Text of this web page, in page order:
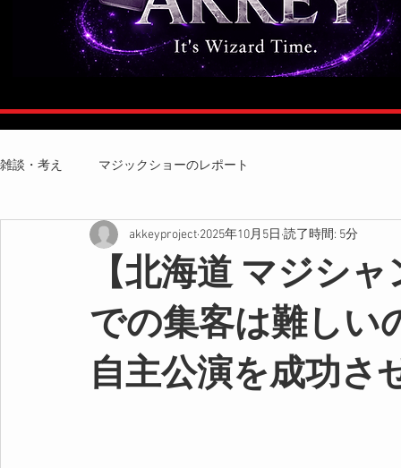
雑談・考え マジックショーのレポート
【北海道 マジシ
での集客は難しい
自主公演を成功さ
akkeyproject 2025年10月5日 読了時間: 5分